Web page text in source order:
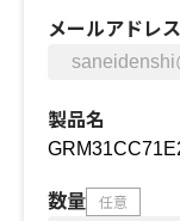
メールアドレス
製品名
数量 任意